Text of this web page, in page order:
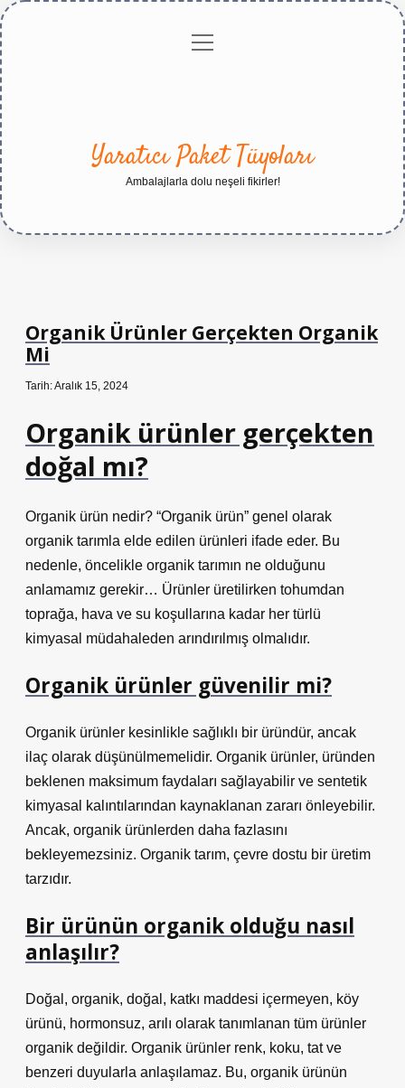
Gizlilikmenüyü
Yaratıcı Paket Tüyoları
Ambalajlarla dolu neşeli fikirler!
Organik Ürünler Gerçekten Organik
Mi
Tarih: Aralık 15, 2024
Organik ürünler gerçekten
doğal mı?
Organik ürün nedir? “Organik ürün” genel olarak
organik tarımla elde edilen ürünleri ifade eder. Bu
nedenle, öncelikle organik tarımın ne olduğunu
anlamamız gerekir… Ürünler üretilirken tohumdan
toprağa, hava ve su koşullarına kadar her türlü
kimyasal müdahaleden arındırılmış olmalıdır.
Organik ürünler güvenilir mi?
Organik ürünler kesinlikle sağlıklı bir üründür, ancak
ilaç olarak düşünülmemelidir. Organik ürünler, üründen
beklenen maksimum faydaları sağlayabilir ve sentetik
kimyasal kalıntılarından kaynaklanan zararı önleyebilir.
Ancak, organik ürünlerden daha fazlasını
bekleyemezsiniz. Organik tarım, çevre dostu bir üretim
tarzıdır.
Bir ürünün organik olduğu nasıl
anlaşılır?
Doğal, organik, doğal, katkı maddesi içermeyen, köy
ürünü, hormonsuz, arılı olarak tanımlanan tüm ürünler
organik değildir. Organik ürünler renk, koku, tat ve
benzeri duyularla anlaşılamaz. Bu, organik ürünün